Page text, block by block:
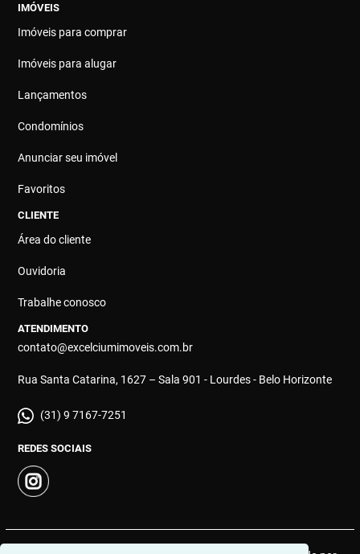
IMÓVEIS
Imóveis para comprar
Imóveis para alugar
Lançamentos
Condomínios
Anunciar seu imóvel
Favoritos
CLIENTE
Área do cliente
Ouvidoria
Trabalhe conosco
ATENDIMENTO
contato@excelciumimoveis.com.br
Rua Santa Catarina, 1627 – Sala 901 - Lourdes - Belo Horizonte
(31) 9 7167-7251
REDES SOCIAIS